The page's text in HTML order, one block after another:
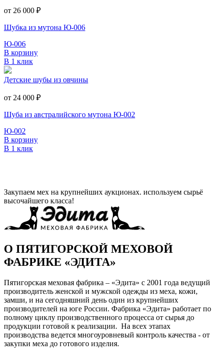
от 26 000 ₽
Шубка из мутона Ю-006
Ю-006
В корзину
В 1 клик
Детские шубы из овчины
от 24 000 ₽
Шуба из австралийского мутона Ю-002
Ю-002
В корзину
В 1 клик
Закупаем мех на крупнейших аукционах. используем сырьё
высочайшего класса!
О ПЯТИГОРСКОЙ МЕХОВОЙ
ФАБРИКЕ «ЭДИТА»
Пятигорская меховая фабрика – «Эдита» с 2001 года ведущий
производитель женской и мужской одежды из меха, кожи,
замши, и на сегодняшний день один из крупнейших
производителей на юге России. Фабрика «Эдита» работает по
полному циклу производственного процесса от сырья до
продукции готовой к реализации. На всех этапах
производства ведется многоуровневый контроль качества - от
закупки меха до готового изделия.